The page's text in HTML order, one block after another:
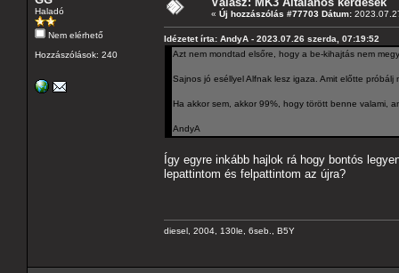
Haladó
Nem elérhető
Hozzászólások: 240
« Új hozzászólás #77703 Dátum:
Idézetet írta: AndyA - 2023.07.26 szerda, 07:19:52
Azt nem mondtad elsőre, hogy a be-kihajtás nem
Sajnos jó eséllyel Alfnak lesz igaza. Amit előtte
Ha akkor sem, akkor 99%, hogy törött benne valami,
AndyA
Így egyre inkább hajlok rá hogy bontós
lepattintom és felpattintom az újra?
diesel, 2004, 130le, 6seb., B5Y